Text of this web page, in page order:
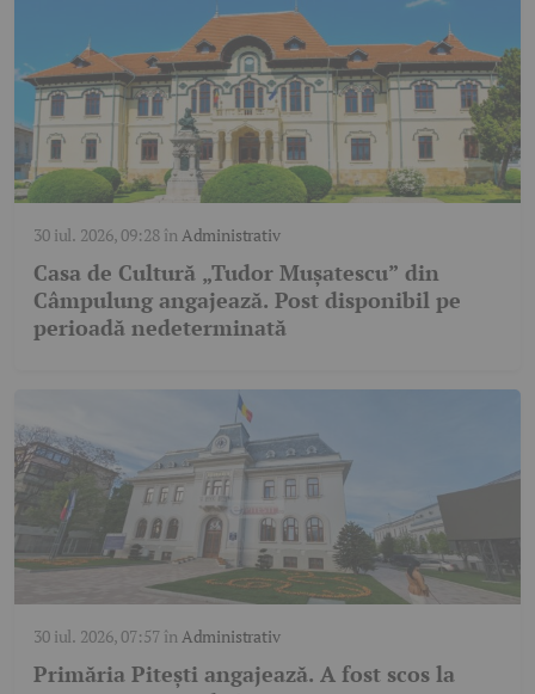
30 iul. 2026, 09:28înAdministrativ
Casa de Cultură „Tudor Mușatescu” din
Câmpulung angajează. Post disponibil pe
perioadă nedeterminată
30 iul. 2026, 07:57înAdministrativ
Primăria Pitești angajează. A fost scos la